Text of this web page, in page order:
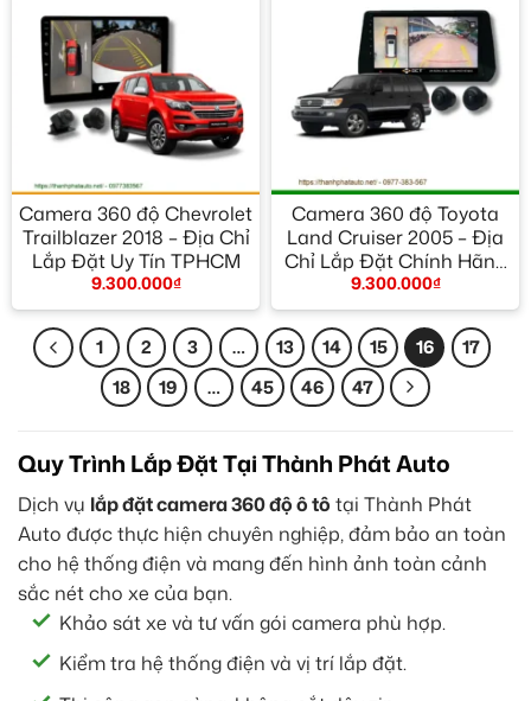
Camera 360 độ Chevrolet
Trailblazer 2018 – Địa Chỉ
Lắp Đặt Uy Tín TPHCM
9.300.000₫
Camera 360 độ Toyota
Land Cruiser 2005 – Địa
Chỉ Lắp Đặt Chính Hãng
TPHCM
9.300.000₫
1 2 3 … 13 14 15 16
17
18
19 … 45 46 47
Quy Trình Lắp Đặt Tại Thành Phát Auto
Dịch vụ lắp đặt camera 360 độ ô tô tại Thành Phát
Auto được thực hiện chuyên nghiệp, đảm bảo an toàn
cho hệ thống điện và mang đến hình ảnh toàn cảnh
sắc nét cho xe của bạn.
Khảo sát xe và tư vấn gói camera phù hợp.
Kiểm tra hệ thống điện và vị trí lắp đặt.